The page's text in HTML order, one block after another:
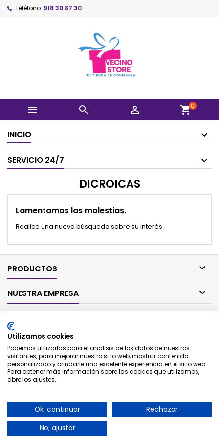
Teléfono: 918 30 87 30
   shopping_cart0
INICIO
SERVICIO 24/7
DICROICAS
Lamentamos las molestias.
Realice una nueva búsqueda sobre su interés
PRODUCTOS 
NUESTRA EMPRESA 
CONTACTO
BOLETÍN
Utilizamos cookies
Podemos utilizarlas para el análisis de los datos de nuestros
visitantes, para mejorar nuestro sitio web, mostrar contenido
personalizado y brindarle una excelente experiencia en el sitio web.
Para obtener más información sobre las cookies que utilizamos,
abre los ajustes.
Ok, continuar
Rechazar
No, ajustar